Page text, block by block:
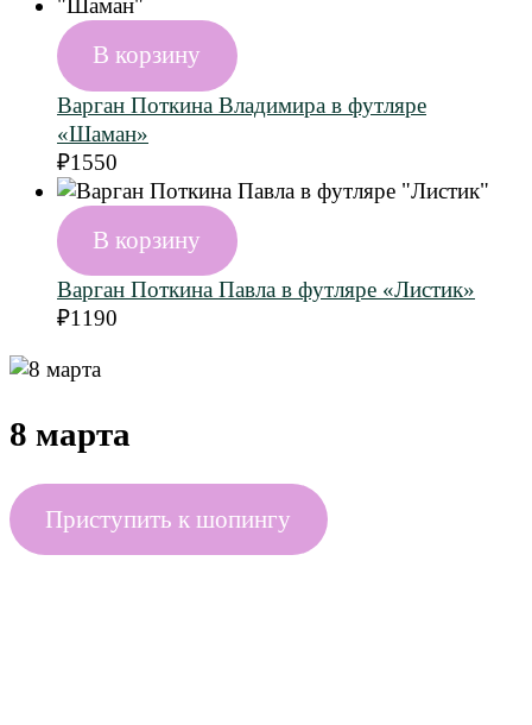
В корзину
Варган Поткина Владимира в футляре
«Шаман»
₽1550
В корзину
Варган Поткина Павла в футляре «Листик»
₽1190
8 марта
Приступить к шопингу